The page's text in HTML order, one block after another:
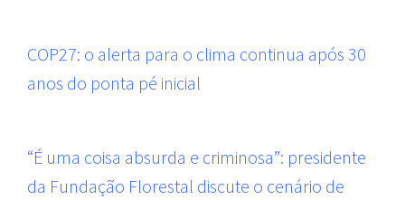
COP27: o alerta para o clima continua após 30
anos do ponta pé inicial
“É uma coisa absurda e criminosa”: presidente
da Fundação Florestal discute o cenário de